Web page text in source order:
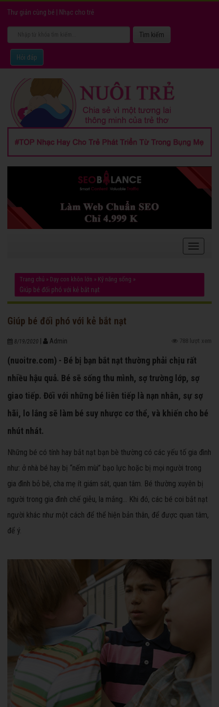
Thư giản cùng bé Nhạc cho trẻ
Hỏi đáp
Trang chủ » Dạy con khôn lớn » Kỹ năng sống »
Giúp bé đối phó với kẻ bắt nạt
Giúp bé đối phó với kẻ bắt nạt
8/19/2020 Admin 788 lượt xem
(nuoitre.com) - Bé bị bạn bắt nạt thường phải chịu rất
nhiều hậu quả. Bé sẽ sống thu mình, sợ trường lớp, sợ
giao tiếp. Đối với những bé liên tiếp là nạn nhân, sự sợ
hãi, lo lắng sẽ làm bé suy nhược cơ thể, và khiến cho bé
nhút nhát.
Những bé có tính hay bắt nạt bạn bè thường có các yếu tố gia đình
như: ở nhà bé hay bị “nếm mùi” bạo lực hoặc bị mọi người trong
gia đình bỏ bê, cha mẹ ít giám sát, quan tâm. Bé thường xuyên bị
người trong gia đình chế giễu, la mắng... Khi đó, các bé coi bắt nạt
người khác như một cách để thể hiện bản thân, để được quan tâm,
để ý.